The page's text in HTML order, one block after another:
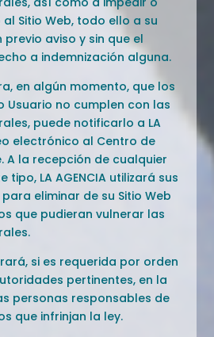
Sitio Web, todo ello a su
previo aviso y sin que el
a indemnización alguna.
en algún momento, que los
Usuario no cumplen con las
puede notificarlo a LA
electrónico al Centro de
A la recepción de cualquier
LA AGENCIA utilizará sus
eliminar de su Sitio Web
que pudieran vulnerar las
si es requerida por orden
pertinentes, en la
personas responsables de
que infrinjan la ley.